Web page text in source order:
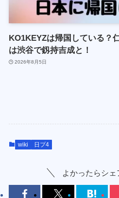
KO1KEYZは帰国している？
は渋谷で釼持吉成と！
2026年8月5日
wiki 日プ4
よかったらシェ